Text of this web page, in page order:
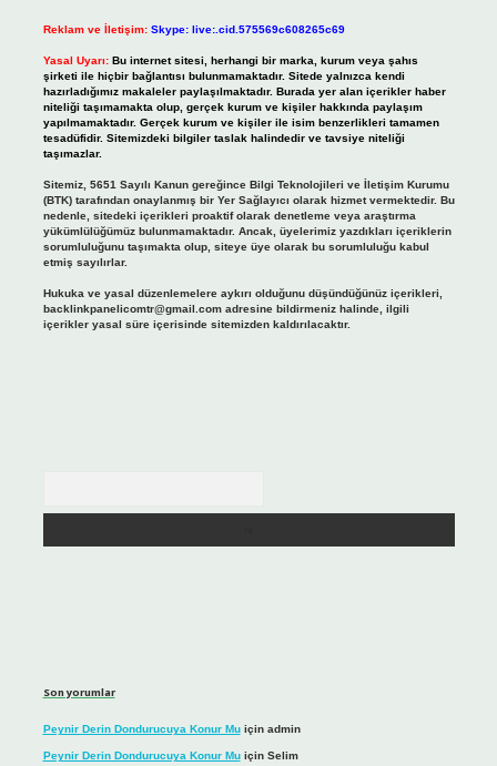
Reklam ve İletişim: Skype: live:.cid.575569c608265c69
Yasal Uyarı: Bu internet sitesi, herhangi bir marka, kurum veya şahıs
şirketi ile hiçbir bağlantısı bulunmamaktadır. Sitede yalnızca kendi
hazırladığımız makaleler paylaşılmaktadır. Burada yer alan içerikler haber
niteliği taşımamakta olup, gerçek kurum ve kişiler hakkında paylaşım
yapılmamaktadır. Gerçek kurum ve kişiler ile isim benzerlikleri tamamen
tesadüfidir. Sitemizdeki bilgiler taslak halindedir ve tavsiye niteliği
taşımazlar.
Sitemiz, 5651 Sayılı Kanun gereğince Bilgi Teknolojileri ve İletişim Kurumu
(BTK) tarafından onaylanmış bir Yer Sağlayıcı olarak hizmet vermektedir. Bu
nedenle, sitedeki içerikleri proaktif olarak denetleme veya araştırma
yükümlülüğümüz bulunmamaktadır. Ancak, üyelerimiz yazdıkları içeriklerin
sorumluluğunu taşımakta olup, siteye üye olarak bu sorumluluğu kabul
etmiş sayılırlar.
Hukuka ve yasal düzenlemelere aykırı olduğunu düşündüğünüz içerikleri,
backlinkpanelicomtr@gmail.comadresine bildirmeniz halinde, ilgili
içerikler yasal süre içerisinde sitemizden kaldırılacaktır.
Son yorumlar
Peynir Derin Dondurucuya Konur Muiçin admin
Peynir Derin Dondurucuya Konur Muiçin Selim